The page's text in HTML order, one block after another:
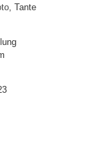
, Tante